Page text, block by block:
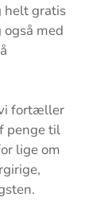
helt gratis
med
fortæller
penge til
lige om